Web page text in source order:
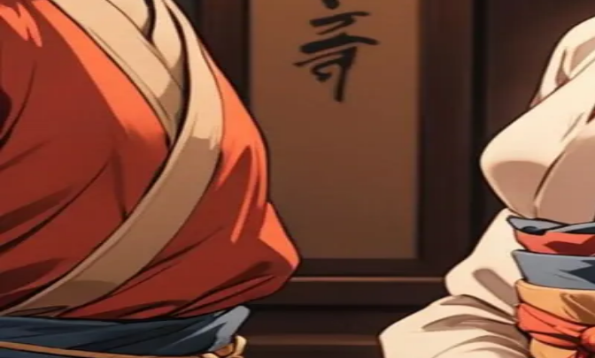
0
评论数
多貞
语音通话
举报
素材管理